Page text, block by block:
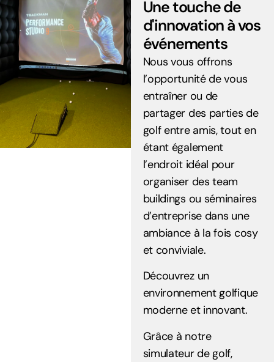
Une touche de
d'innovation à vos
événements
Nous vous offrons
l’opportunité de vous
entraîner ou de
partager des parties de
golf entre amis, tout en
étant également
l’endroit idéal pour
organiser des team
buildings ou séminaires
d’entreprise dans une
ambiance à la fois cosy
et conviviale.
Découvrez un
environnement golfique
moderne et innovant.
Grâce à notre
simulateur de golf,